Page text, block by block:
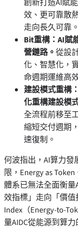
效、更可靠散
走向長久可靠。
Bit重構：AI賦
營鏈路。從設
化、智慧化，
命週期運維高
建設模式重構
化重構建設模
全流程前移至
縮短交付週期
速復制。
何波指出，AI算力
限，Energy as
體系已無法全面衡量
效指標」走向「價
Index（Energy-to-
量AIDC從能源到算